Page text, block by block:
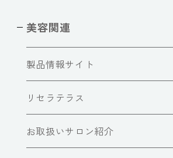
美容関連
製品情報サイト
リセラテラス
お取扱いサロン紹介